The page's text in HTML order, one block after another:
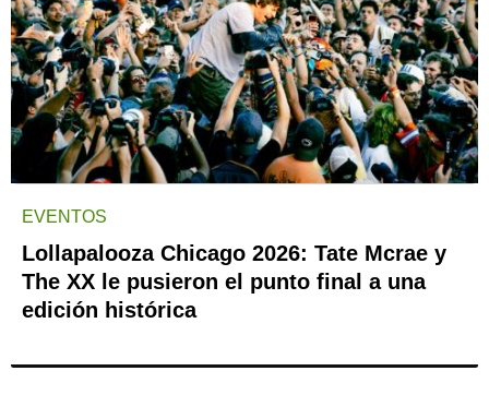
EVENTOS
Lollapalooza Chicago 2026: Tate Mcrae y
The XX le pusieron el punto final a una
edición histórica